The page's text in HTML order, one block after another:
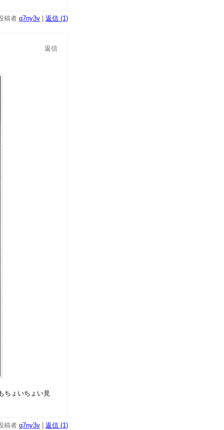
稿者 q7ny3v 返信 (1)
返信
ちょいちょい見
稿者 q7ny3v 返信 (1)